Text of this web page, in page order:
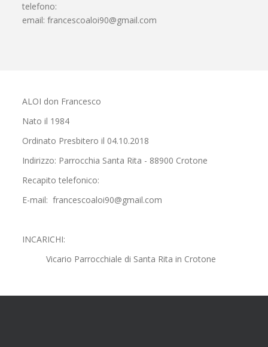
telefono:
email:francescoaloi90@gmail.com
ALOI don Francesco
Nato il 1984
Ordinato Presbitero il 04.10.2018
Indirizzo: Parrocchia Santa Rita - 88900 Crotone
Recapito telefonico:
E-mail: francescoaloi90@gmail.com
INCARICHI:
Vicario Parrocchiale di Santa Rita in Crotone